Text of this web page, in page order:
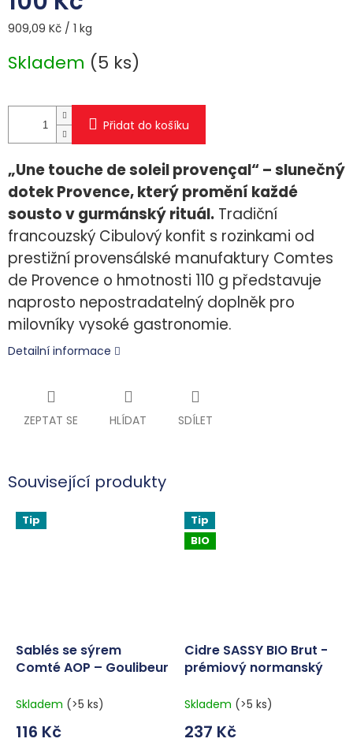
Měrná
909,09 Kč / 1 kg
Skladem (5 ks)
Přidat do košíku
„Une touche de soleil provençal“ – slunečný
dotek Provence, který promění každé
sousto v gurmánský rituál. Tradiční
francouzský Cibulový konfit s rozinkami od
prestižní provensálské manufaktury Comtes
de Provence o hmotnosti 110 g představuje
naprosto nepostradatelný doplněk pro
milovníky vysoké gastronomie.
Detailní informace
ZEPTAT SE HLÍDAT SDÍLET
Související produkty
Tip
Sablés se sýrem
Comté AOP – Goulibeur
Skladem (>5 ks)
116 Kč
Tip
BIO
Cidre SASSY BIO Brut -
prémiový normanský
Skladem (>5 ks)
237 Kč